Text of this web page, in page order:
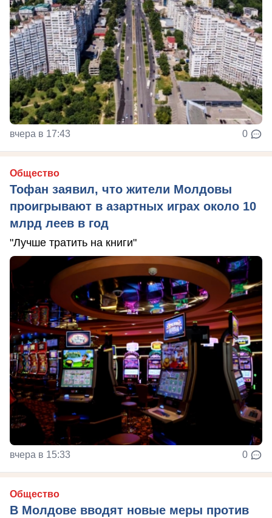
вчера в 17:43 0
Общество
Тофан заявил, что жители Молдовы
проигрывают в азартных играх около 10
млрд леев в год
"Лучше тратить на книги"
вчера в 15:33 0
Общество
В Молдове вводят новые меры против